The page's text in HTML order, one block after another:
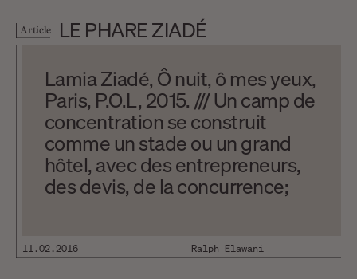
Article
LE PHARE ZIADÉ
Lamia Ziadé, Ô nuit, ô mes yeux,
Paris, P.O.L, 2015. /// Un camp de
concentration se construit
comme un stade ou un grand
hôtel, avec des entrepreneurs,
des devis, de la concurrence;
Nuit et brouillard d’Alain Resnais
11.02.2016 Ralph Elawani